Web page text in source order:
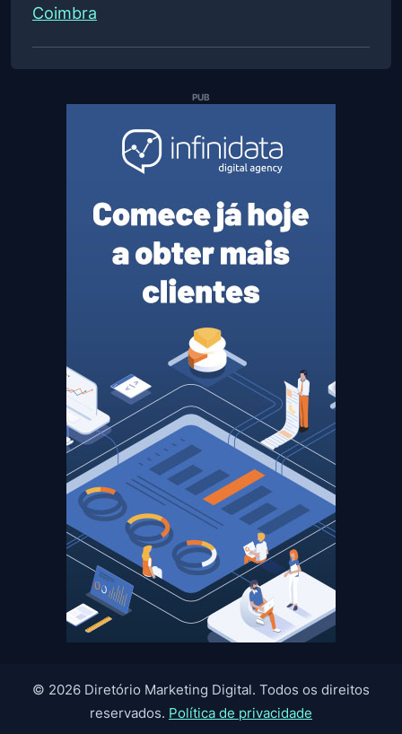
Coimbra
PUB
© 2026 Diretório Marketing Digital. Todos os direitos
reservados. Política de privacidade